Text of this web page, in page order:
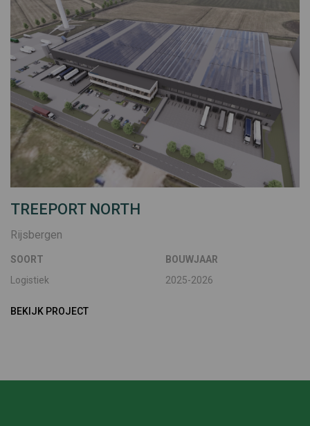
TREEPORT NORTH
Rijsbergen
SOORT
Logistiek
BOUWJAAR
2025-2026
BEKIJK PROJECT